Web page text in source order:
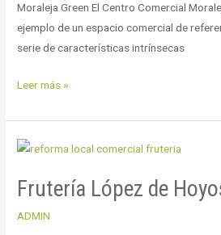
Moraleja Green El Centro Comercial
ejemplo de un espacio comercial de
serie de características intrínsecas
Leer más »
Frutería López de
ADMIN
Frutería
de